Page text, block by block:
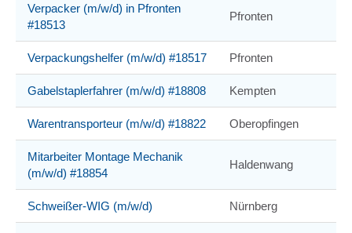
Verpacker (m/w/d) in Pfronten
#18513
Pfronten
Verpackungshelfer (m/w/d) #18517 Pfronten
Gabelstaplerfahrer (m/w/d) #18808 Kempten
Warentransporteur (m/w/d) #18822 Oberopfingen
Mitarbeiter Montage Mechanik
(m/w/d) #18854
Haldenwang
Schweißer-WIG (m/w/d) Nürnberg